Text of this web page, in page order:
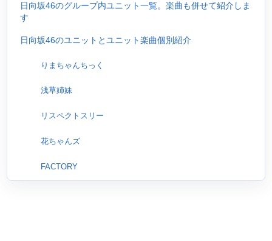
日向坂46のグループ内ユニット一覧。楽曲も併せて紹介しま
す
日向坂46のユニットとユニット楽曲個別紹介
りまちゃんちっく
浅草姉妹
リスペクトスリー
花ちゃんズ
FACTORY